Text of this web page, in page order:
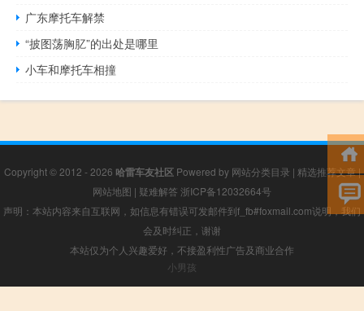
广东摩托车解禁
“披图荡胸肊”的出处是哪里
小车和摩托车相撞
Copyright © 2012 - 2026 哈雷车友社区Powered by 网站分类目录 | 精选推荐文章|
网站地图 | 疑难解答 浙ICP备12032664号
声明：本站内容来自互联网，如信息有错误可发邮件到f_fb#foxmail.com说明，我们
会及时纠正，谢谢
本站仅为个人兴趣爱好，不接盈利性广告及商业合作
小男孩